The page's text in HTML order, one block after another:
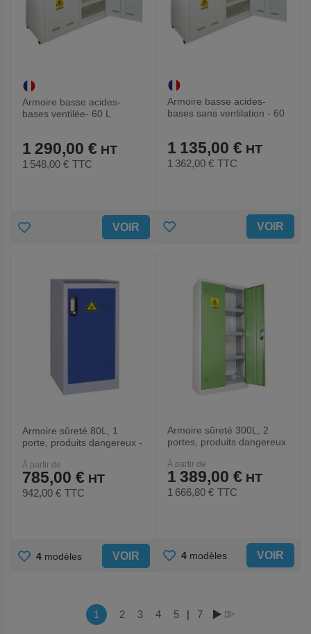
Armoire basse acides-
bases ventilée- 60 L
1 290,00 €
1 548,00 € TTC
AJOUTER VOIR
Armoire basse acides-
bases sans ventilation - 60
1 135,00 €
1 362,00 € TTC
AJOUTER VOIR
Armoire sûreté 80L, 1
porte, produits dangereux -
À partir de
785,00 €
942,00 € TTC
AJOUTER
4 modèles VOIR
Armoire sûreté 300L, 2
portes, produits dangereux
À partir de
1 389,00 €
1 666,80 € TTC
AJOUTER
4 modèles VOIR
PageVous lisez actuellement la page
1 Page
2 Page
3 Page
4 Page
5 Page
7